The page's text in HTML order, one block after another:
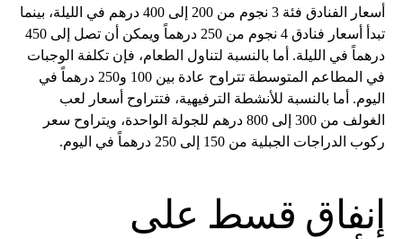
أسعار الفنادق فئة 3 نجوم من 200 إلى 400 درهم في الليلة، بينما
تبدأ أسعار فنادق 4 نجوم من 250 درهماً ويمكن أن تصل إلى 450
درهماً في الليلة. أما بالنسبة لتناول الطعام، فإن تكلفة الوجبات
في المطاعم المتوسطة تتراوح عادة بين 100 و250 درهماً في
اليوم. أما بالنسبة للأنشطة الترفيهية، فتتراوح أسعار لعب
الغولف من 300 إلى 800 درهم للجولة الواحدة، ويتراوح سعر
ركوب الدراجات الجبلية من 150 إلى 250 درهماً في اليوم.
إنفاق قسط على